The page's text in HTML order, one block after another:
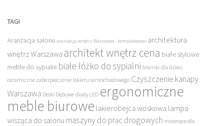
TAGI
Aranżacja salonu aranżacja wnętrz Warszawa - kompleksowo architektura
wnętrz Warszawa architekt wnętrz cena białe stylowe
meble do sypialni białe łóżko do sypialni bramki dla dzieci
ceramiczne zabezpieczenie lakieru samochodowego Czyszczenie kanapy
Warszawa Deski Dębowe diody LED ergonomiczne
meble biurowe lakierobejca woskowa lampa
wisząca do salonu maszyny do prac drogowych materace dla